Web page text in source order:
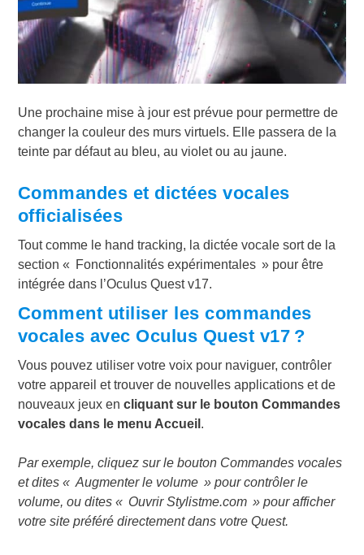
Une prochaine mise à jour est prévue pour permettre de
changer la couleur des murs virtuels. Elle passera de la
teinte par défaut au bleu, au violet ou au jaune.
Commandes et dictées vocales
officialisées
Tout comme le hand tracking, la dictée vocale sort de la
section « Fonctionnalités expérimentales » pour être
intégrée dans l’Oculus Quest v17.
Comment utiliser les commandes
vocales avec Oculus Quest v17 ?
Vous pouvez utiliser votre voix pour naviguer, contrôler
votre appareil et trouver de nouvelles applications et de
nouveaux jeux en cliquant sur le bouton Commandes
vocales dans le menu Accueil .
Par exemple, cliquez sur le bouton Commandes vocales
et dites « Augmenter le volume » pour contrôler le
volume, ou dites « OuvrirStylistme.com» pour afficher
votre site préféré directement dans votre Quest.